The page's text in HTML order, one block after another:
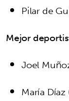
Pilar de
Mejor
Joel
María